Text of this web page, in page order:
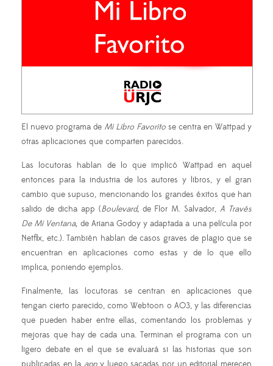
El nuevo programa de Mi Libro Favorito se centra en Wattpad y
otras aplicaciones que comparten parecidos.
Las locutoras hablan de lo que implicó Wattpad en aquel
entonces para la industria de los autores y libros, y el gran
cambio que supuso, mencionando los grandes éxitos que han
salido de dicha app (Boulevard, de Flor M. Salvador,A Través
De Mi Ventana, de Ariana Godoy y adaptada a una película por
Netflix, etc.). También hablan de casos graves de plagio que se
encuentran en aplicaciones como estas y de lo que ello
implica, poniendo ejemplos.
Finalmente, las locutoras se centran en aplicaciones que
tengan cierto parecido, como Webtoon o AO3, y las diferencias
que pueden haber entre ellas, comentando los problemas y
mejoras que hay de cada una. Terminan el programa con un
ligero debate en el que se evaluará si las historias que son